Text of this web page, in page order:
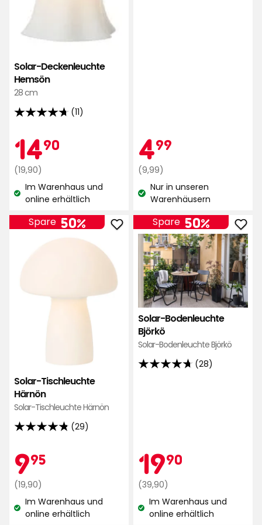
Solar-Deckenleuchte
Hemsön
28 cm
(11)
4.7
5
Sternen,
basierend
auf
Bewertungen
Aktionspreis
1490
€
Regulärer
Preis
19,90
(19,90)
Lagerbestand:
Im Warenhaus und
online erhältlich
499
€
Regulärer
Preis
9,99
(9,99)
Lagerbestand:
Nur in unseren
Warenhäusern
Solar-Tischleuchte
Härnön
Solar-Tischleuchte Härnön
(29)
4.8
5
Sternen,
basierend
auf
Aktionspreis
995
€
Regulärer
Preis
19,90
(19,90)
Spare 50%
Lagerbestand:
Im Warenhaus und
online erhältlich
Solar-
Tischleuchte
Härnön
zu
Favoriten
hinzufügen
Solar-Bodenleuchte
Björkö
Solar-Bodenleuchte Björkö
(28)
4.7
28
Bewertungen
1990
€
Regulärer
Preis
39,90
(39,90)
Spare 50%
Lagerbestand:
Im Warenhaus und
online erhältlich
zu